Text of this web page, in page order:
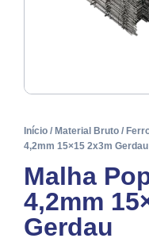
Início / Material Bruto /
4,2mm 15×15 2x3m Gerdau
Malha
4,2mm
Gerdau